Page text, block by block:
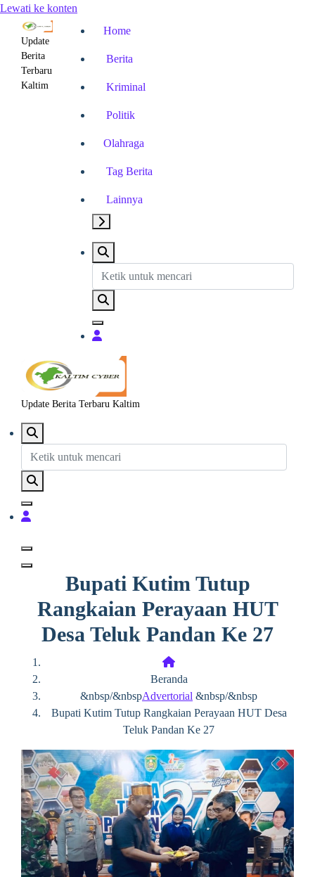
Lewati ke konten
Update
Berita
Terbaru
Kaltim
Home
Berita
Kriminal
Politik
Olahraga
Tag Berita
Lainnya
Update Berita Terbaru Kaltim
Bupati Kutim Tutup
Rangkaian Perayaan HUT
Desa Teluk Pandan Ke 27
Beranda
&nbsp/&nbspAdvertorial &nbsp/&nbsp
Bupati Kutim Tutup Rangkaian Perayaan HUT Desa
Teluk Pandan Ke 27